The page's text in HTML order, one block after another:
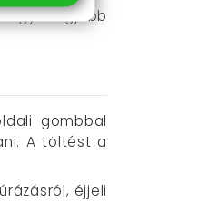
egyik legjobb
gombbal
A töltést a
éjjeli